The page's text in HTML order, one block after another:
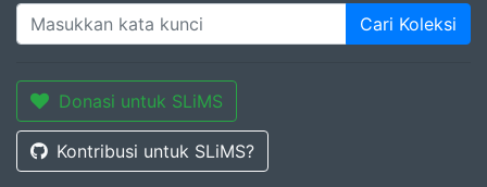
Cari Koleksi
Donasi untuk SLiMS
Kontribusi untuk SLiMS?